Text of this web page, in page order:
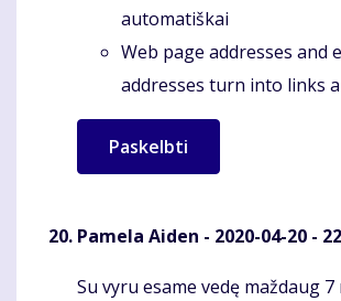
automatiškai
Web page addresses and
addresses turn into links
Pamela Aiden - 2020-04-20 -
Komentaras
Su vyru esame vedę maždaug 7